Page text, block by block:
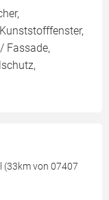
Fassade,
(33km von 07407